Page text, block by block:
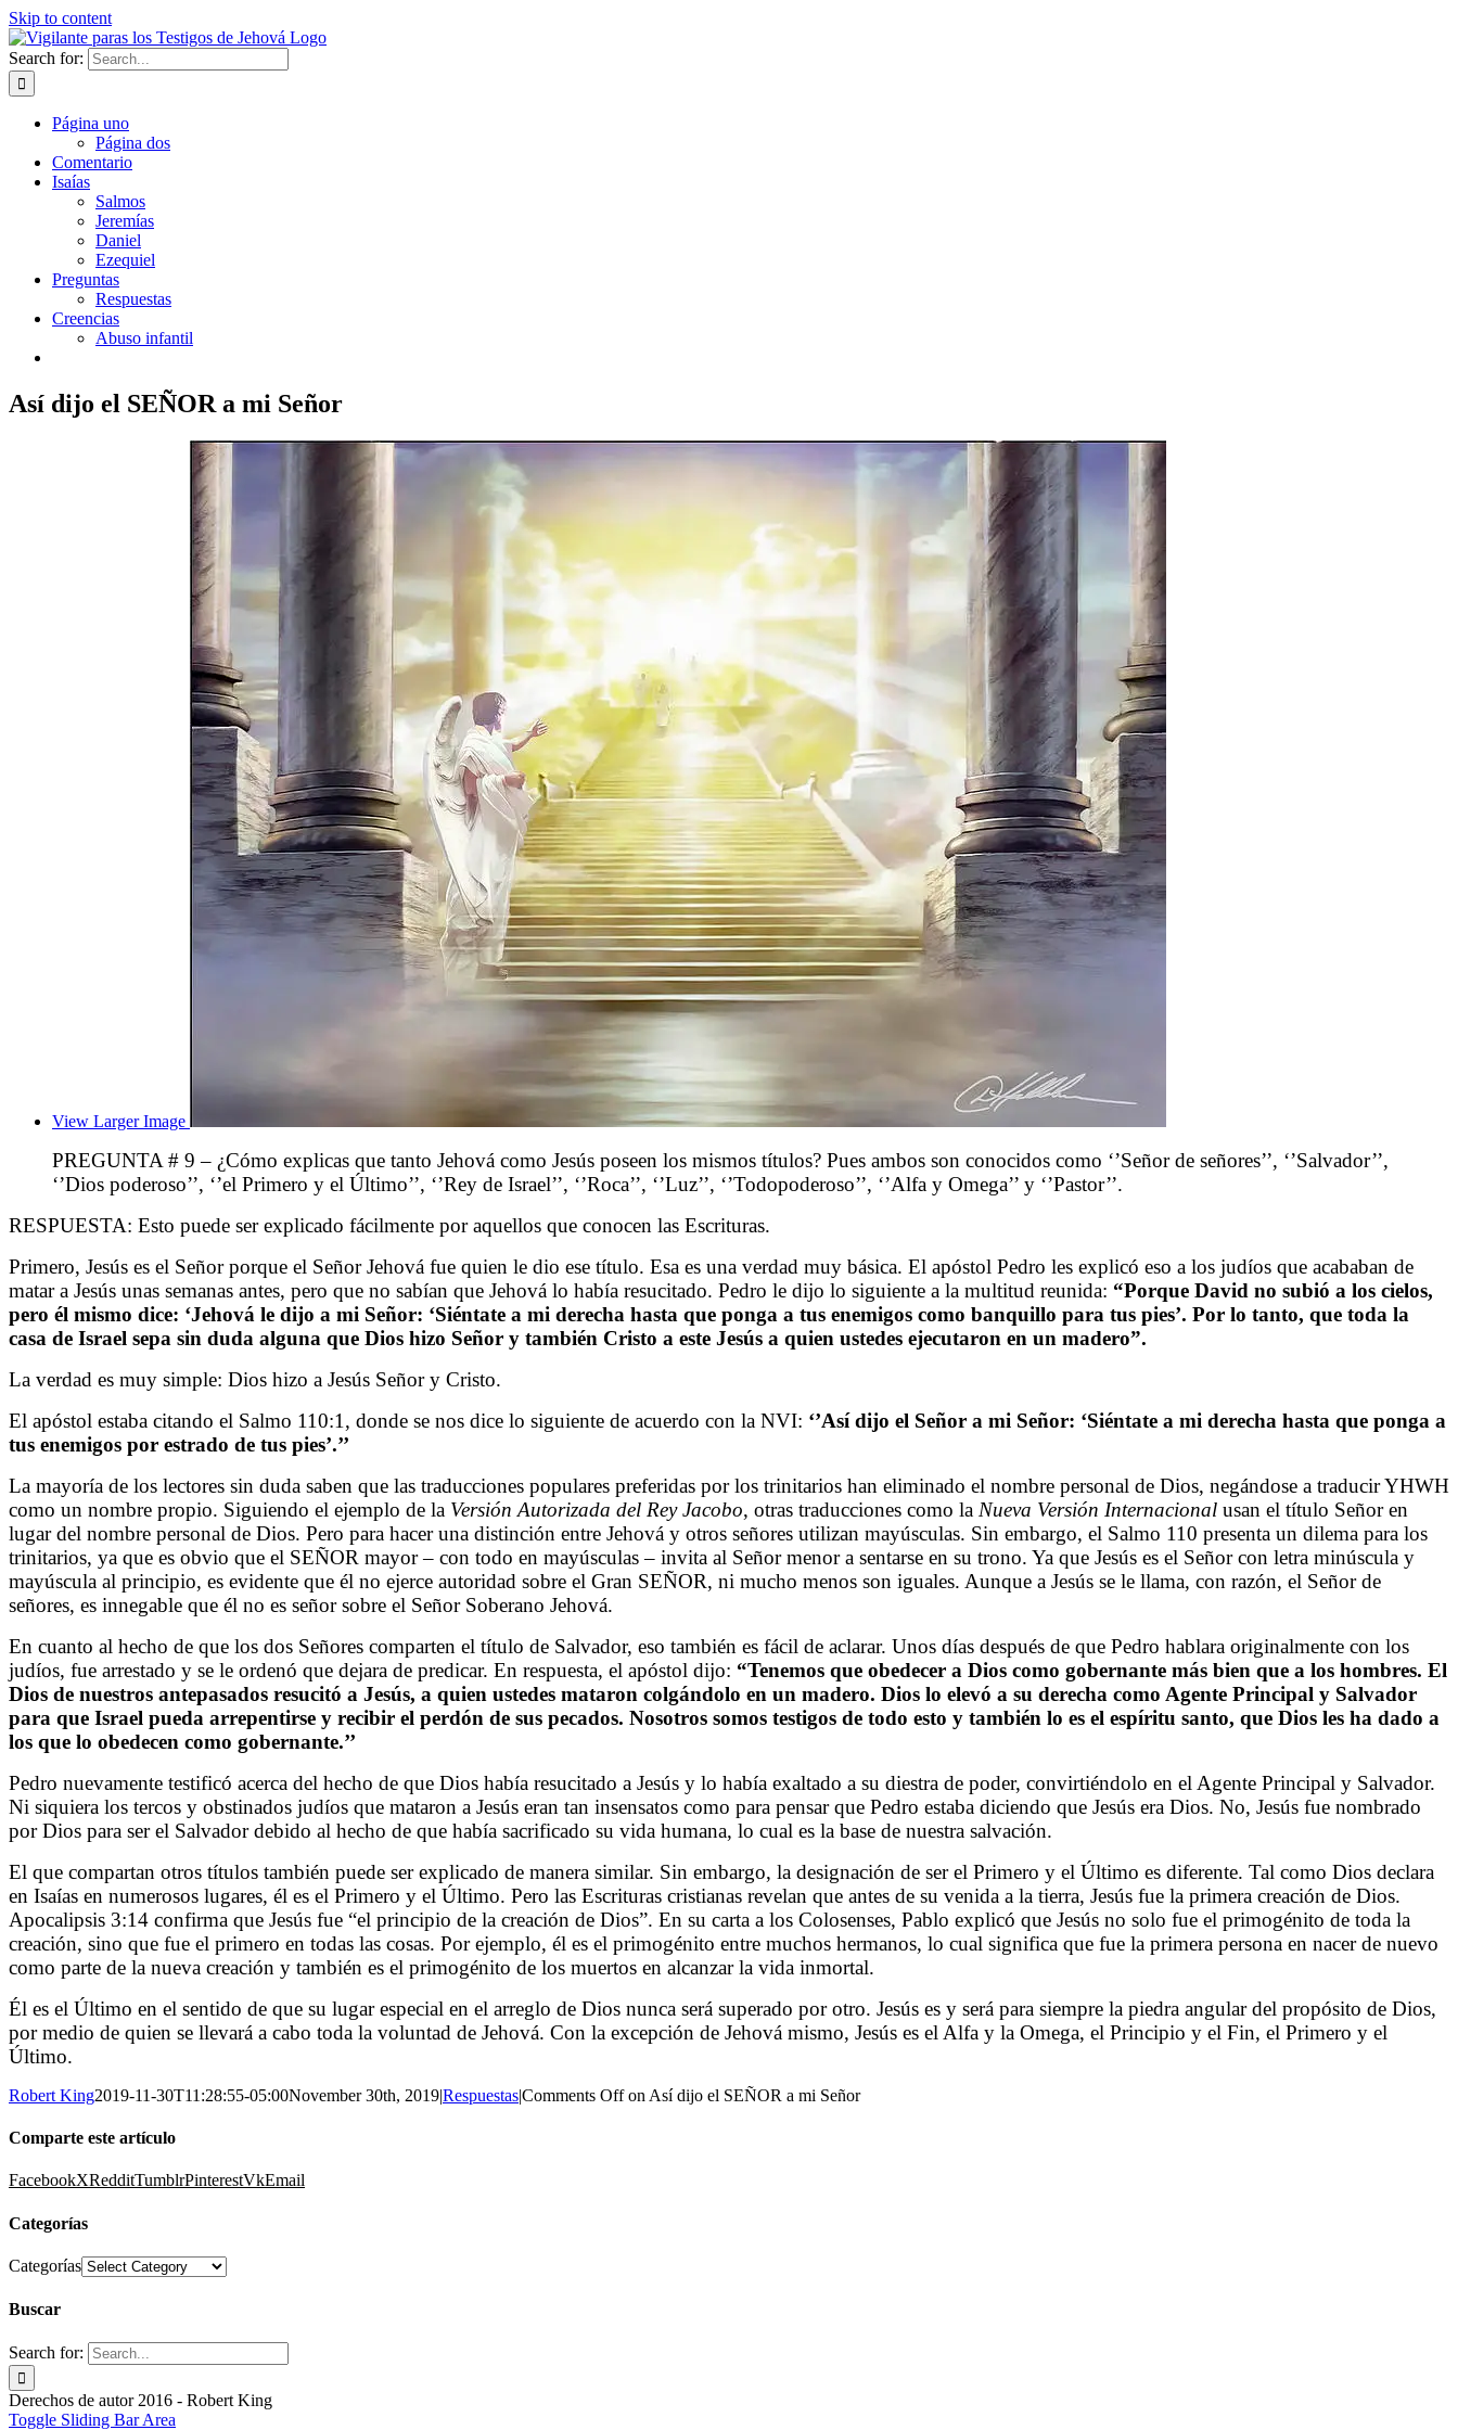
Skip to content
Search for:
Página uno
Página dos
Comentario
Isaías
Salmos
Jeremías
Daniel
Ezequiel
Preguntas
Respuestas
Creencias
Abuso infantil
Así dijo el SEÑOR a mi Señor
View Larger Image
PREGUNTA # 9 – ¿Cómo explicas que tanto Jehová como Jesús poseen los mismos títulos? Pues ambos son conocidos como ‘’Señor de señores’’, ‘’Salvador’’,
‘’Dios poderoso’’, ‘’el Primero y el Último’’, ‘’Rey de Israel’’, ‘’Roca’’, ‘’Luz’’, ‘’Todopoderoso’’, ‘’Alfa y Omega’’ y ‘’Pastor’’.
RESPUESTA: Esto puede ser explicado fácilmente por aquellos que conocen las Escrituras.
Primero, Jesús es el Señor porque el Señor Jehová fue quien le dio ese título. Esa es una verdad muy básica. El apóstol Pedro les explicó eso a los judíos que acababan de
matar a Jesús unas semanas antes, pero que no sabían que Jehová lo había resucitado. Pedro le dijo lo siguiente a la multitud reunida: “Porque David no subió a los cielos,
pero él mismo dice: ‘Jehová le dijo a mi Señor: ‘Siéntate a mi derecha hasta que ponga a tus enemigos como banquillo para tus pies’. Por lo tanto, que toda la
casa de Israel sepa sin duda alguna que Dios hizo Señor y también Cristo a este Jesús a quien ustedes ejecutaron en un madero”.
La verdad es muy simple: Dios hizo a Jesús Señor y Cristo.
El apóstol estaba citando el Salmo 110:1, donde se nos dice lo siguiente de acuerdo con la NVI: ‘’Así dijo el Señor a mi Señor: ‘Siéntate a mi derecha hasta que ponga a
tus enemigos por estrado de tus pies’.’’
La mayoría de los lectores sin duda saben que las traducciones populares preferidas por los trinitarios han eliminado el nombre personal de Dios, negándose a traducir YHWH
como un nombre propio. Siguiendo el ejemplo de la Versión Autorizada del Rey Jacobo, otras traducciones como la Nueva Versión Internacional usan el título Señor en
lugar del nombre personal de Dios. Pero para hacer una distinción entre Jehová y otros señores utilizan mayúsculas. Sin embargo, el Salmo 110 presenta un dilema para los
trinitarios, ya que es obvio que el SEÑOR mayor – con todo en mayúsculas – invita al Señor menor a sentarse en su trono. Ya que Jesús es el Señor con letra minúscula y
mayúscula al principio, es evidente que él no ejerce autoridad sobre el Gran SEÑOR, ni mucho menos son iguales. Aunque a Jesús se le llama, con razón, el Señor de
señores, es innegable que él no es señor sobre el Señor Soberano Jehová.
En cuanto al hecho de que los dos Señores comparten el título de Salvador, eso también es fácil de aclarar. Unos días después de que Pedro hablara originalmente con los
judíos, fue arrestado y se le ordenó que dejara de predicar. En respuesta, el apóstol dijo: “Tenemos que obedecer a Dios como gobernante más bien que a los hombres. El
Dios de nuestros antepasados resucitó a Jesús, a quien ustedes mataron colgándolo en un madero. Dios lo elevó a su derecha como Agente Principal y Salvador
para que Israel pueda arrepentirse y recibir el perdón de sus pecados. Nosotros somos testigos de todo esto y también lo es el espíritu santo, que Dios les ha dado a
los que lo obedecen como gobernante.’’
Pedro nuevamente testificó acerca del hecho de que Dios había resucitado a Jesús y lo había exaltado a su diestra de poder, convirtiéndolo en el Agente Principal y Salvador.
Ni siquiera los tercos y obstinados judíos que mataron a Jesús eran tan insensatos como para pensar que Pedro estaba diciendo que Jesús era Dios. No, Jesús fue nombrado
por Dios para ser el Salvador debido al hecho de que había sacrificado su vida humana, lo cual es la base de nuestra salvación.
El que compartan otros títulos también puede ser explicado de manera similar. Sin embargo, la designación de ser el Primero y el Último es diferente. Tal como Dios declara
en Isaías en numerosos lugares, él es el Primero y el Último. Pero las Escrituras cristianas revelan que antes de su venida a la tierra, Jesús fue la primera creación de Dios.
Apocalipsis 3:14 confirma que Jesús fue “el principio de la creación de Dios”. En su carta a los Colosenses, Pablo explicó que Jesús no solo fue el primogénito de toda la
creación, sino que fue el primero en todas las cosas. Por ejemplo, él es el primogénito entre muchos hermanos, lo cual significa que fue la primera persona en nacer de nuevo
como parte de la nueva creación y también es el primogénito de los muertos en alcanzar la vida inmortal.
Él es el Último en el sentido de que su lugar especial en el arreglo de Dios nunca será superado por otro. Jesús es y será para siempre la piedra angular del propósito de Dios,
por medio de quien se llevará a cabo toda la voluntad de Jehová. Con la excepción de Jehová mismo, Jesús es el Alfa y la Omega, el Principio y el Fin, el Primero y el
Último.
Robert King2019-11-30T11:28:55-05:00November 30th, 2019|Respuestas|Comments Offon Así dijo el SEÑOR a mi Señor
Comparte este artículo
FacebookXRedditTumblrPinterestVkEmail
Categorías
Categorías
Buscar
Search for:
Derechos de autor 2016 - Robert King
Toggle Sliding Bar Area